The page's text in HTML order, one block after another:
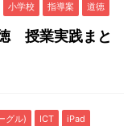
小学校 指導案 道徳
授業実践まと
グル) ICT
iPad